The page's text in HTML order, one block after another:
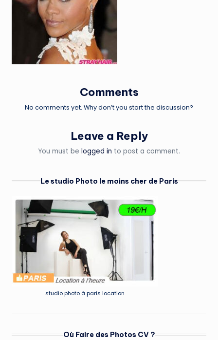
Comments
No comments yet. Why don’t you start the discussion?
Leave a Reply
You must be logged in to post a comment.
Le studio Photo le moins cher de Paris
studio photo à paris location
Où Faire des Photos CV ?